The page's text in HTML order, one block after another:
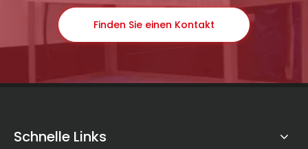
Finden Sie einen Kontakt
Schnelle Links